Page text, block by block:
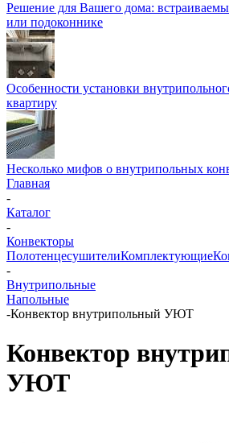
Решение для Вашего дома:
или подоконнике
Особенности установки
квартиру
Несколько мифов о внутрипольных
Главная
-
Каталог
-
Конвекторы
ПолотенцесушителиКомплектующие
-
Внутрипольные
Напольные
-Конвектор внутрипольный УЮТ
Конвектор
УЮТ